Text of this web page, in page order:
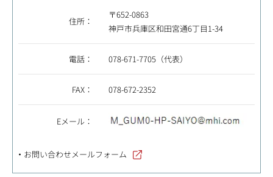
住所：
〒652-0863
神戸市兵庫区和田宮通6丁目1-34
電話： 078-671-7705（代表）
FAX： 078-672-2352
Eメール：
お問い合わせメールフォーム